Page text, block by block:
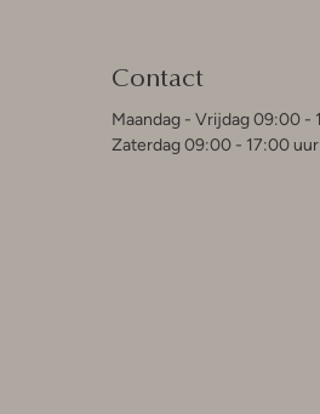
Contact
Maandag - Vrijdag 09:00 -
Zaterdag 09:00 - 17:00 uur